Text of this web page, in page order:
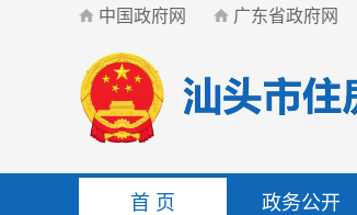
中国政府网 广东省政府网
首 页 政务公开